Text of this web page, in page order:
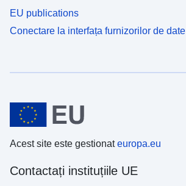
EU publications
Conectare la interfața furnizorilor de date
Acest site este gestionateuropa.eu
Contactați instituțiile UE